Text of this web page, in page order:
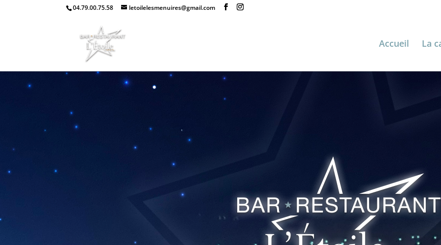
04.79.00.75.58 letoilelesmenuires@gmail.com
Accueil La